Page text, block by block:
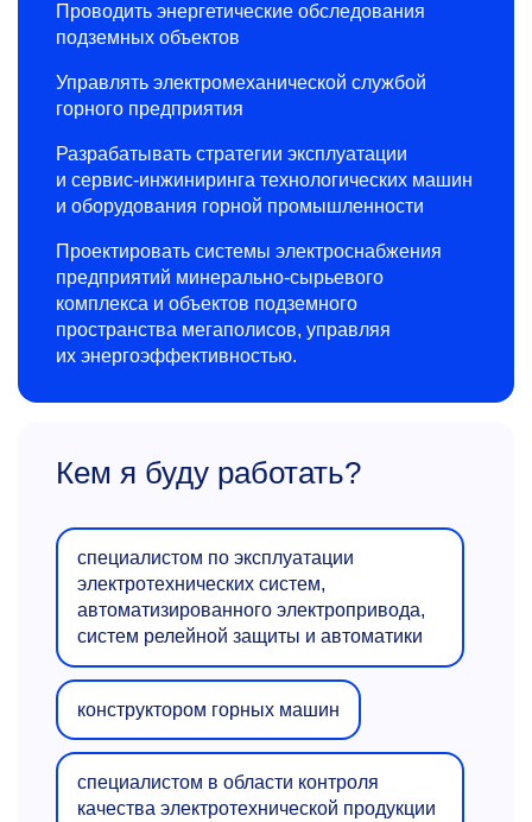
Проводить энергетические обследования
подземных объектов
Управлять электромеханической службой
горного предприятия
Разрабатывать стратегии эксплуатации
и сервис-инжиниринга технологических машин
и оборудования горной промышленности
Проектировать системы электроснабжения
предприятий минерально-сырьевого
комплекса и объектов подземного
пространства мегаполисов, управляя
их энергоэффективностью.
Кем я буду работать?
специалистом по эксплуатации
электротехнических систем,
автоматизированного электропривода,
систем релейной защиты и автоматики
конструктором горных машин
специалистом в области контроля
качества электротехнической продукции